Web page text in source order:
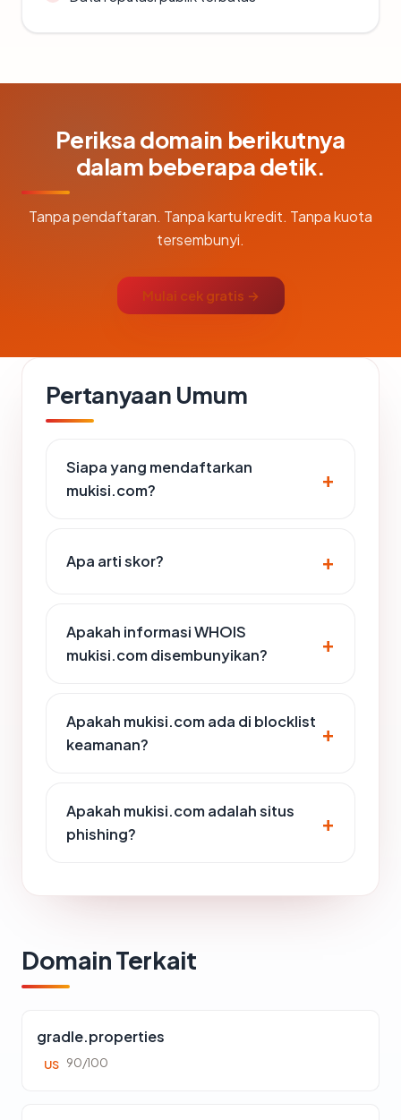
Periksa domain berikutnya
dalam beberapa detik.
Tanpa pendaftaran. Tanpa kartu kredit. Tanpa kuota
tersembunyi.
Mulai cek gratis →
Pertanyaan Umum
Siapa yang mendaftarkan
mukisi.com?
Apa arti skor?
Apakah informasi WHOIS
mukisi.com disembunyikan?
Apakah mukisi.com ada di blocklist
keamanan?
Apakah mukisi.com adalah situs
phishing?
Domain Terkait
gradle.properties
US 90/100